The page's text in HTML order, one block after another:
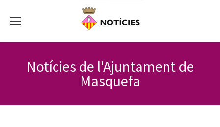
Notícies de l'Ajuntament de
Masquefa